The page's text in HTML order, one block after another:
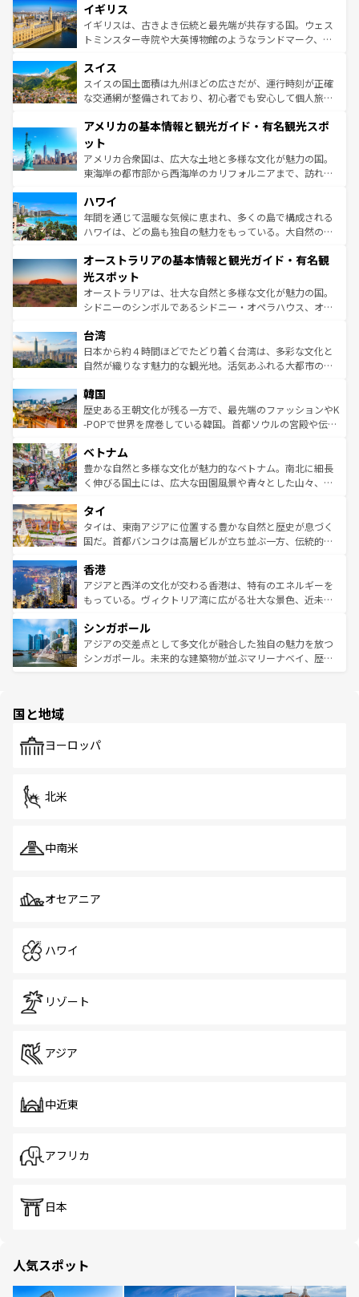
いる。シャンパンの発祥地であるランス、プロヴァンスの
香り高いラベンダー畑など、多彩な楽しみ方が可能だ。さ
らに、パリ以外の地域にも魅力が溢れており、どの街角に
れる地方に足を運ぶとそれぞれで全く異なる文化を体験で
きるだろう。 なお、新着のフランス情報はコンテンツ一覧
を参照してほしい。
顔を持つこの国は、どこを歩いても飽きることがない。ベ
ルリンの文化的活気、バイエルン州のアルプスの絶景、そ
してライン川沿いのワイン畑といった風景は必見。ビール
は、お酒好きな人にはぜひ体験してほしい。 なお、新着の
ドイツ情報はコンテンツ一覧を参照してほしい。
イギリス
イギリスは、古きよき伝統と最先端が共存する国。ウェス
トミンスター寺院や大英博物館のようなランドマーク、歴
リアごとに異なる魅力がある。また、優雅なアフタヌーン
ティー、ビール好きにはたまらない英国パブ、サッカー観
戦など、本場だからこそできる体験も豊富。イギリスを旅
ンツ一覧を参照してほしい。
スイス
スイスの国土面積は九州ほどの広さだが、運行時刻が正確
な交通網が整備されており、初心者でも安心して個人旅行
の建物がそのまま残る町や、スイスならではのユニークな
博物館もあり、アルプス観光だけでなく町歩きも満喫する
ことができる。国民の所得が高いため物価も高いが、旅行
者向けの交通パス提供のサービスもあり、うまく活用すれ
着のスイス情報は
アメリカの基本情報と観光ガイド・有名観光スポ
ット
アメリカ合衆国は、広大な土地と多様な文化が魅力の国。
東海岸の都市部から西海岸のカリフォルニアまで、訪れる
のような巨大都市は、観光、ショッピング、エンターテイ
ンメントが詰まった刺激的なスポットだ。一方、アメリカ
西部には大自然が広がり、グランドキャニオンやイエロー
部のニューオーリンズでは、音楽と美食が融合した独特の
文化が魅力。旅行者はアメリカの各地域で異なる魅力を楽
しみながら、その多様性と豊かな歴史を感じることができ
るだろう。車でのロードトリップや列車の旅も、アメリカ
情報は
ハワイ
年間を通じて温暖な気候に恵まれ、多くの島で構成される
ハワイは、どの島も独自の魅力をもっている。大自然の神
ワイ島は見逃せない。また、定番の観光地といえばオアフ
島だが、静かな自然を求めるならマウイ島やカウアイ島が
おすすめ。エメラルドグリーンに輝く海をはじめ、豊かな
文化や歴史が息づいている。「アロハスピリット」と呼ば
人々、おいしいローカルフードやハワイアンミュージッ
ク、伝統的なフラダンスなど、すべてがハワイの魅力を彩
っている。訪れるたびに新しい発見と感動が待っているハ
はコンテンツ一覧
オーストラリアの基本情報と観光ガイド・有名観
光スポット
オーストラリアは、壮大な自然と多様な文化が魅力の国。
シドニーのシンボルであるシドニー・オペラハウス、オー
リアリーフや大陸中央部にそびえるウルル（エアーズロッ
ク）、タスマニアの美しい原生林やケアンズの熱帯雨林な
ど、見どころがたくさん。また、カフェやワイン、オージ
いる。アクティビティも充実しており、サーフィンやダイ
ビング、ハイキングなど、アウトドア好きにはたまらな
い。オーストラリアの多彩な魅力を存分に味わいつくそ
参照してほしい。
台湾
日本から約４時間ほどでたどり着く台湾は、多彩な文化と
自然が織りなす魅力的な観光地。活気あふれる大都市の台
ン）、静ひつな山岳地帯である台湾東部など、都市の喧騒
と山間の静けさが共存しており、訪れる人に新しい発見と
驚きをもたらしてくれる。また、奥深い台湾の食文化も魅
容にもいいと評判のスイーツなど、バラエティ豊かな料理
が味わえる。 なお、新着の台湾情報は コンテンツ一覧を参
照してほしい。
韓国
歴史ある王朝文化が残る一方で、最先端のファッションやK
-POPで世界を席巻している韓国。首都ソウルの宮殿や伝統
き、地方に足を延ばせば四季折々の自然美を楽しむことが
できる。そして、キムチや焼肉、絶品のストリートフード
まで、さまざまな韓国料理が待っている。夜には、韓国な
リティに包まれながら、韓国の多彩な魅力を心ゆくまで味
わってみてほしい。 なお、新着の韓国情報はコンテンツ一
覧を参照してほしい。
ベトナム
豊かな自然と多様な文化が魅力的なベトナム。南北に細長
く伸びる国土には、広大な田園風景や青々とした山々、世
急速な発展と共に伝統が息づく。ハノイの古い町並みやホ
ーチミン市のフランス統治時代の建物も、独特の雰囲気を
醸し出している。また、バラエティの豊かさとおいしさで
とつ。フォーやバインミー、ベトナムコーヒーなどは、ぜ
ひ現地で味わいたい。どの地域を訪れてもあたたかい人々
が旅行者を迎えてくれるので、きっと忘れられない旅にな
参照してほしい。
タイ
タイは、東南アジアに位置する豊かな自然と歴史が息づく
国だ。首都バンコクは高層ビルが立ち並ぶ一方、伝統的な
の活気が交差している。北部ではチェンマイなどの山岳地
帯で自然と触れ合い、南部ではプーケットやクラビの美し
いビーチでリゾート気分を楽しむことができる。タイ料理
激する。気候は一年中温暖で、どの季節にも異なる楽しみ
が待っている。親しみやすいタイの人々、仏教を中心とし
た文化、そして多様な観光資源が、訪れる旅人を魅了し続
香港
アジアと西洋の文化が交わる香港は、特有のエネルギーを
もっている。ヴィクトリア湾に広がる壮大な景色、近未来
み、どこを訪れても感動するはず。観光スポットが密集し
ており、効率よく見どころを回れるのも魅力。息をのむよ
うな絶景から文化的な体験まで、香港を存分に楽しみ尽く
シンガポール
アジアの交差点として多文化が融合した独自の魅力を放つ
シンガポール。未来的な建築物が並ぶマリーナベイ、歴史
で、ホーカーズは地元の風情を楽しめる外せないスポット
国と地域
ヨーロッパ
北米
中南米
オセアニア
ハワイ
リゾート
アジア
中近東
アフリカ
日本
人気スポット